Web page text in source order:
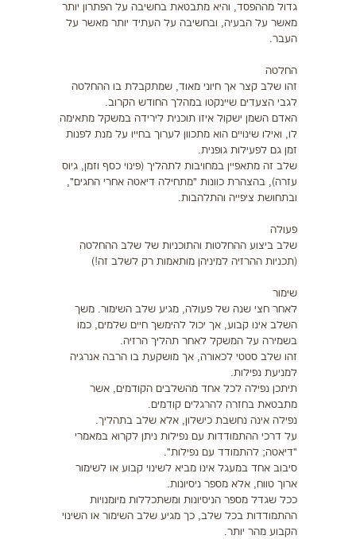
גדול מההפסד, והיא מתבטאת בחשיבה על הפתרון יותר
מאשר על הבעיה, ובחשיבה על העתיד יותר מאשר על
העבר.
החלטה
זהו שלב קצר אך חיוני מאוד, שמתקבלת בו ההחלטה
לגבי הצעדים שיינקטו במהלך החודש הקרוב.
האדם השמן ישקול איזו תוכנית לירידה במשקל מתאימה
לו, ואילו שינויים הוא מתכוון לערוך בחייו על מנת לפנות
זמן גם לפעילות גופנית.
שלב זה מתאפיין במחויבות לתהליך (פינוי כסף וזמן, גיוס
עזרה), בהצהרת כוונות "מתחילה דיאטה אחרי החגים",
ובתחושת ציפייה והתלהבות.
פעולה
שלב ביצוע ההחלטות והתוכניות של שלב ההחלטה
(תכניות ההרזיה למיניהן מותאמות רק לשלב זה!)
שימור
לאחר חצי שנה של פעולה, מגיע שלב השימור. משך
השלב אינו קבוע, אך יכול להימשך חיים שלמים, כמו
בשמירה על המשקל לאחר תהליך הרזיה.
זהו שלב סטטי לכאורה, אך מושקעת בו הרבה אנרגיה
למניעת נפילות.
תיתכן נפילה לכל אחד מהשלבים הקודמים, אשר
מתבטאת בחזרה להרגלים קודמים.
נפילה אינה נחשבת כישלון, אלא שלב בתהליך.
על דרכי ההתמודדות עם נפילות ניתן לקרוא במאמרי
"דיאטה; להתמודד עם נפילות".
סיבוב אחד במעגל אינו מביא לשינוי קבוע או לשימור
ארוך טווח, אלא מספר ניסיונות.
ככל שגדל מספר הניסיונות ומשתכללות מיומנויות
ההתמודדות בכל שלב, כך מגיע שלב השימור או השינוי
הקבוע מהר יותר.